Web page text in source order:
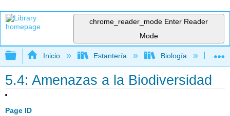
chrome_reader_mode Enter Reader
Mode
Expandir/contraer jerarquía global
Inicio Estantería Biología
5.4: Amenazas a la Biodiversidad
Page ID